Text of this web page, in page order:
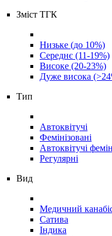
Зміст ТГК
Низьке (до 10%)
Середнє (11-19%)
Високе (20-23%)
Дуже висока
Тип
Автоквітучі
Фемінізовані
Автоквітучі
Регулярні
Вид
Медичний
Сатива
Індика